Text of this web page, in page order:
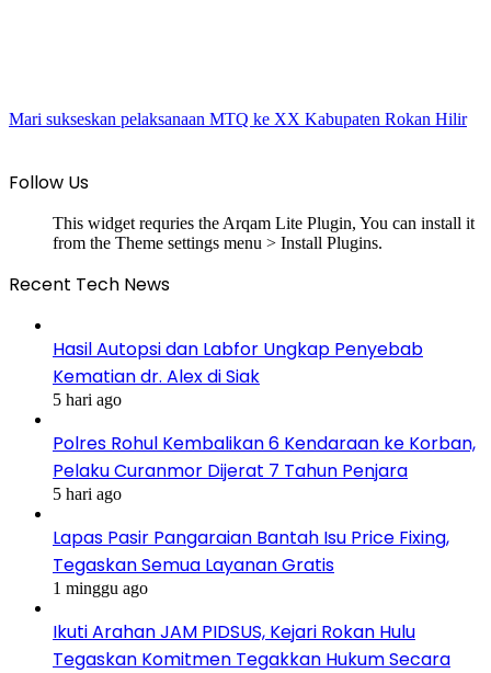
Mari sukseskan pelaksanaan MTQ ke XX Kabupaten Rokan Hilir
Follow Us
This widget requries the Arqam Lite Plugin, You can install it
from the Theme settings menu > Install Plugins.
Recent Tech News
Hasil Autopsi dan Labfor Ungkap Penyebab
Kematian dr. Alex di Siak
5 hari ago
Polres Rohul Kembalikan 6 Kendaraan ke Korban,
Pelaku Curanmor Dijerat 7 Tahun Penjara
5 hari ago
Lapas Pasir Pangaraian Bantah Isu Price Fixing,
Tegaskan Semua Layanan Gratis
1 minggu ago
Ikuti Arahan JAM PIDSUS, Kejari Rokan Hulu
Tegaskan Komitmen Tegakkan Hukum Secara